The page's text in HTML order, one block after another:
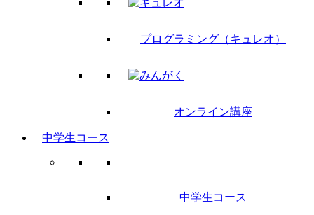
プログラミング（キュレオ）
オンライン講座
中学生コース
中学生コース